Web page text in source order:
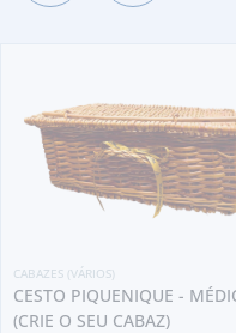
CABAZES (VÁRIOS)
CESTO PIQUENIQUE - MÉDIO
(CRIE O SEU CABAZ)